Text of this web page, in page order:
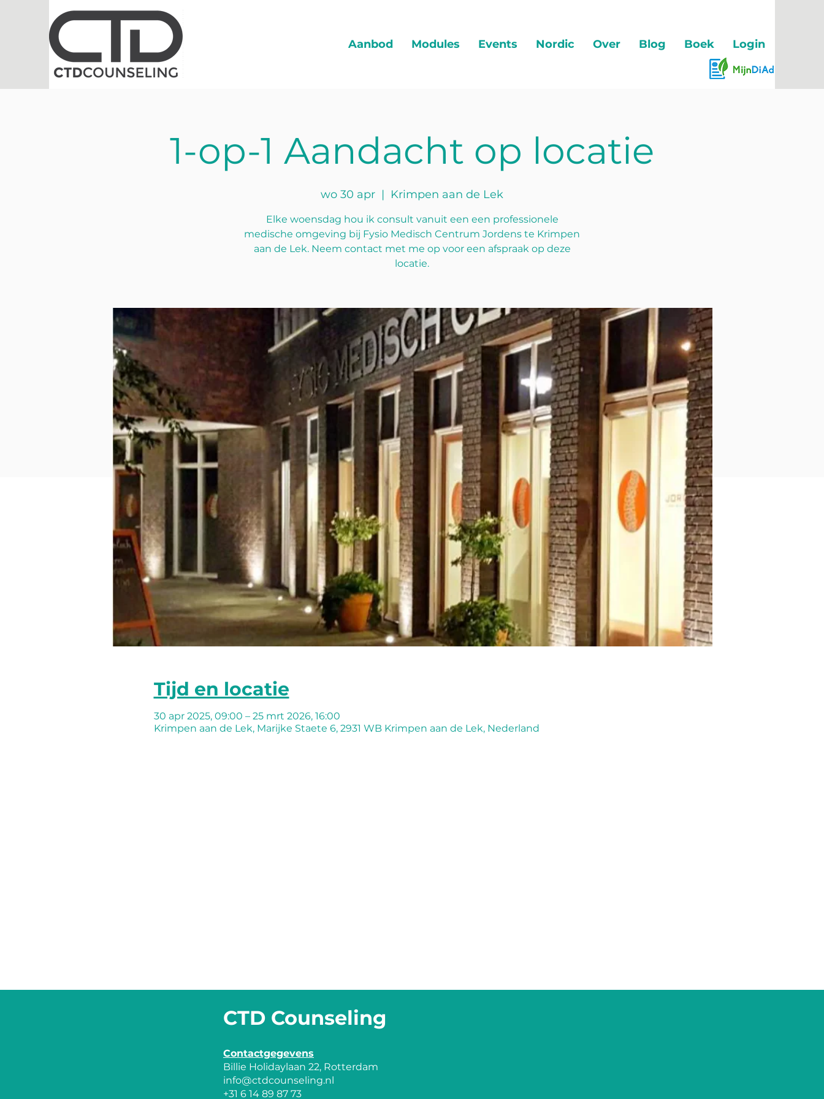
Aanbod Modules Events Nordic Over Blog Boek Login
1-op-1 Aandacht op locatie
wo 30 apr
  |
Krimpen aan de Lek
Elke woensdag hou ik consult vanuit een een professionele
medische omgeving bij Fysio Medisch Centrum Jordens te Krimpen
aan de Lek. Neem contact met me op voor een afspraak op deze
locatie.
Tijd en locatie
30 apr 2025, 09:00 – 25 mrt 2026, 16:00
Krimpen aan de Lek, Marijke Staete 6, 2931 WB Krimpen aan de Lek, Nederland
CTD Counseling
Contactgegevens
Billie Holidaylaan 22, Rotterdam
info@ctdcounseling.nl
+31 6 14 89 87 73